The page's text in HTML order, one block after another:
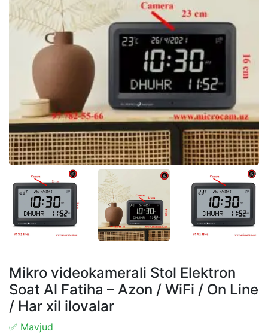
Mikro videokamerali Stol Elektron
Soat Al Fatiha – Azon / WiFi / On Line
/ Har xil ilovalar
✅ Mavjud